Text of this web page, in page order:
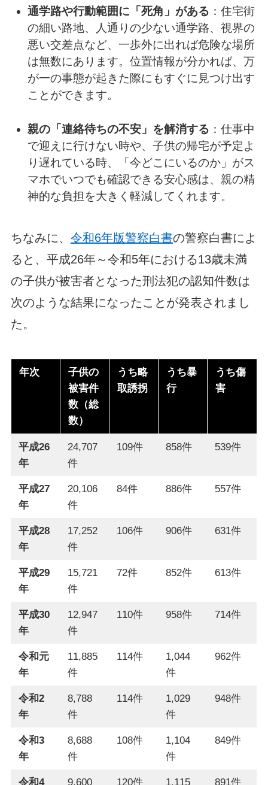
通学路や行動範囲に「死角」がある ：住宅街
の細い路地、人通りの少ない通学路、視界の
悪い交差点など、一歩外に出れば危険な場所
は無数にあります。位置情報が分かれば、万
が一の事態が起きた際にもすぐに見つけ出す
ことができます。
親の「連絡待ちの不安」を解消する ：仕事中
で迎えに行けない時や、子供の帰宅が予定よ
り遅れている時、「今どこにいるのか」がス
マホでいつでも確認できる安心感は、親の精
神的な負担を大きく軽減してくれます。
ちなみに、 令和6年版警察白書の警察白書によ
ると、平成26年～令和5年における13歳未満
の子供が被害者となった刑法犯の認知件数は
次のような結果になったことが発表されまし
た。
年次
子供の
被害件
数（総
数）
うち略
取誘拐
うち暴
行
うち傷
害
平成26
年
24,707
件
109件 858件 539件
平成27
年
20,106
件
84件 886件 557件
平成28
年
17,252
件
106件 906件 631件
平成29
年
15,721
件
72件 852件 613件
平成30
年
12,947
件
110件 958件 714件
令和元
年
11,885
件
114件
1,044
件
962件
令和2
年
8,788
件
114件
1,029
件
948件
令和3
年
8,688
件
108件
1,104
件
849件
令和4 9,600 120件 1,115 891件